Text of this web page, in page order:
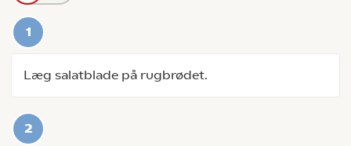
Læg salatblade på rugbrødet.